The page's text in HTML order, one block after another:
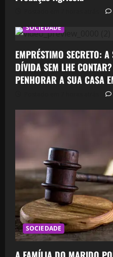
SOCIEDADE
EMPRÉSTIMO SECRETO:
DÍVIDA SEM LHE
PENHORAR A SUA CASA
SOCIEDADE